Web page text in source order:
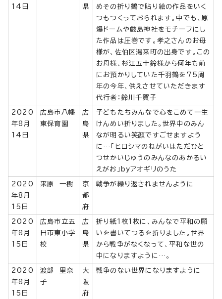
14日
県
めその折り鶴で貼り絵の作品をいく
つもつくっておられます。中でも、原
爆ドームや厳島神社をモチーフにし
た作品は圧巻です。孝之さんのお母
様が、佐伯区湯来町の出身です。この
お母様、杉江五十鈴様から何年も前
にお預かりしていた千羽鶴を75周
年の今年、供えさせていただきます
代行者：鈴川千賀子
2020
年8月
14日
広島市八幡
東保育園
広
島
県
子どもたちみんなで心をこめて一生
けんめい折りました。世界中のみん
なが明るい笑顔ですごせますよう
に…「ヒロシマのねがいはただひと
つせかいじゅうのみんなのあかるい
えがお」byアオギリのうた
2020
年8月
15日
来原 一樹
京
都
府
戦争が繰り返されませんように
2020
年8月
15日
広島市立五
日市東小学
校
広
島
県
折り紙1枚1枚に、みんなで平和の願
いを書いてつるを折りました。世界
から戦争がなくなって、平和な世の
中になりますように…。
2020
年8月
15日
渡部 里奈
子
大
阪
府
戦争のない世界になりますように